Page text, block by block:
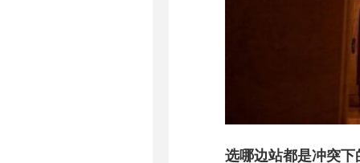
选哪边站都是冲突下